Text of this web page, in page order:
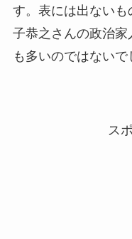
す。表には出ない
子恭之さんの政治
も多いのではないで
ス